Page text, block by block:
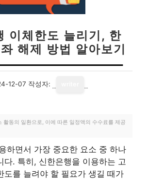
이체한도 늘리기, 한
해제 방법 알아보기
12-07 작성자:
활동의 일환으로, 이에 따른 일정액의 수수료를 제공
하면서 가장 중요한 요소 중 하나
다. 특히, 신한은행을 이용하는 고
도를 늘려야 할 필요가 생길 때가